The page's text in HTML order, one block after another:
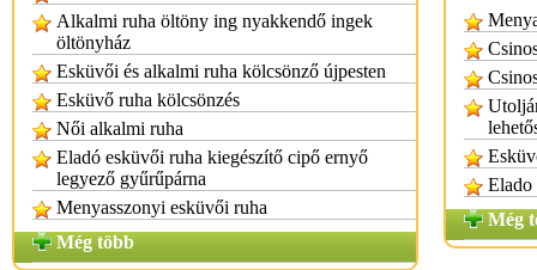
Alkalmi ruha öltöny ing nyakkendő ingek
öltönyház
Esküvői és alkalmi ruha kölcsönző újpesten
Esküvő ruha kölcsönzés
Női alkalmi ruha
Eladó esküvői ruha kiegészítő cipő ernyő
legyező gyűrűpárna
Menyasszonyi esküvői ruha
Még több
Elado
Még